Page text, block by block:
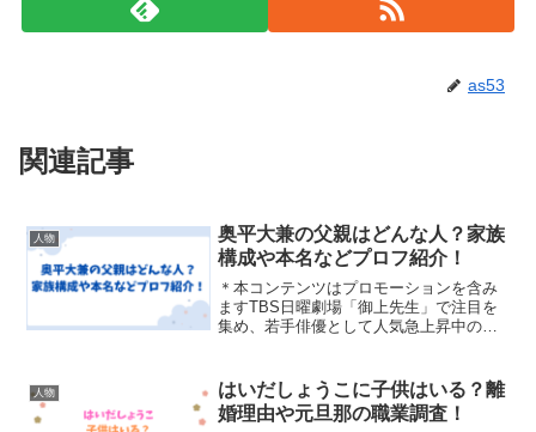
as53
関連記事
人物
奥平大兼の父親はどんな人？家族
構成や本名などプロフ紹介！
＊本コンテンツはプロモーションを含み
ますTBS日曜劇場「御上先生」で注目を
集め、若手俳優として人気急上昇中の奥
映画で存在感を放つ若手実力派俳優で
す。そんな彼を育て...
人物
はいだしょうこに子供はいる？離
婚理由や元旦那の職業調査！